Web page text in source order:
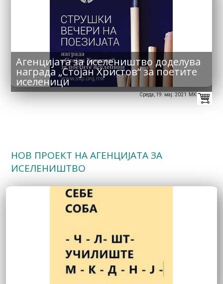
Агенцијата за иселеништво доделува
награда „Стојан Христов“ за поетите
иселеници
Среда, 19. мај. 2021 MK
НОВ ПРОЕКТ НА АГЕНЦИЈАТА ЗА
ИСЕЛЕНИШТВО